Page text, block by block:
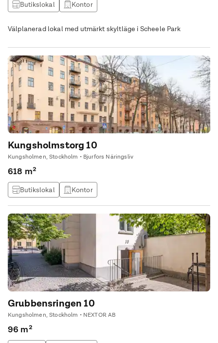
Butikslokal Kontor
Välplanerad lokal med utmärkt skyltläge i Scheele Park
Kungsholmstorg 10
Kungsholmen, Stockholm • Bjurfors Näringsliv
618 m²
Butikslokal Kontor
Grubbensringen 10
Kungsholmen, Stockholm • NEXTOR AB
96 m²